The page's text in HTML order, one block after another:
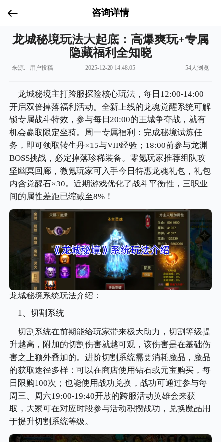
咨询详情
龙城秘境玩法大起底：高爆爽玩+专属
隐藏福利全知晓
来源: 用户投稿 2025-12-20 14:48:05 54人浏览
龙城秘境主打跨服探险核心玩法，每日12:00-14:00
开启双倍掉落福利活动。全新上线的龙魂觉醒系统可解
锁专属战斗特效，参与每日20:00的王城争夺战，就有
机会赢取限定坐骑。周一专属福利：完成秘境试炼任
务，即可领取转生丹×15与VIP经验；18:00前参与龙渊
BOSS挑战，必定掉落珍稀装备。零氪玩家推荐组队攻
坚幽冥回廊，微氪玩家可入手今日特惠龙魂礼包，礼包
内含觉醒石×30。近期游戏优化了战斗平衡性，三职业
间的属性差距已缩减至8%！
龙城秘境系统玩法介绍：
1、切割系统
切割系统在前期能给玩家带来极大助力，切割等级提
升越高，附加的切割伤害就越可观，该伤害是在基础伤
害之上额外叠加的。进阶切割系统需要消耗魔晶，魔晶
的获取途径多样：可以在商店使用钻石或元宝购买，每
日限购100次；也能使用战功兑换，战功可通过参与每
周三、周六19:00-19:40开放的跨服活动英雄会来获
取，大家可在对应时段参与活动积攒战功，兑换魔晶用
于提升切割系统等级。